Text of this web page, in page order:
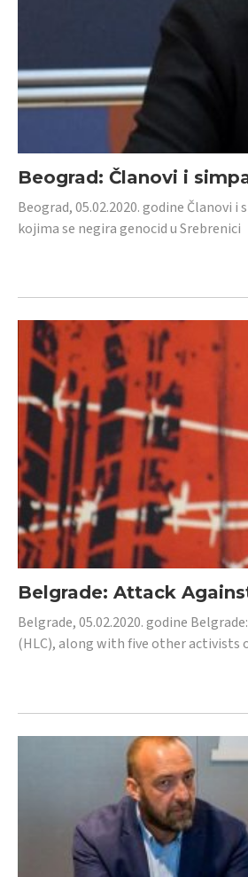
Beograd: Članovi i
Beograd, 05.02.2020. godine
kojima se negira genocid u
Belgrade: Attack
Belgrade, 05.02.2020. godine
(HLC), along with five other activists